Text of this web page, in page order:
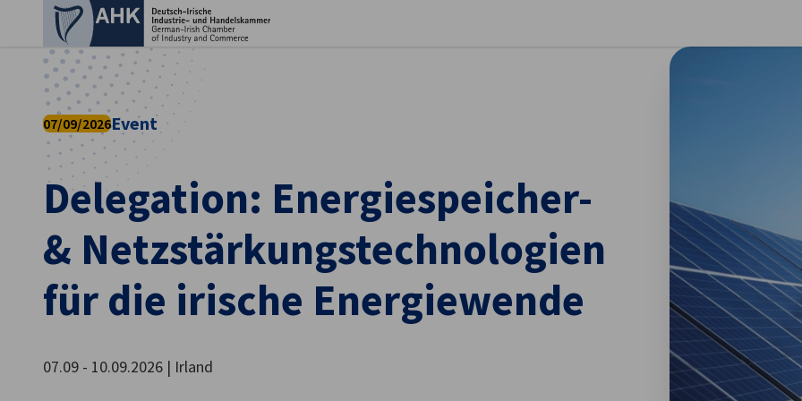
German
Delegation: Energiespeicher-
& Netzstärkungstechnologien
für die irische Energiewende
07/09/2026Event
07.09 - 10.09.2026 | Irland